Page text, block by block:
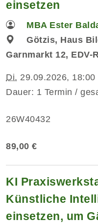
einsetzen
MBA Ester
Götzis, Haus
Garnmarkt 12, EDV-
Di. 29.09.2026,
Dauer: 1 Termin /
26W40432
89,00 €
KI
Künstliche
einsetzen, um